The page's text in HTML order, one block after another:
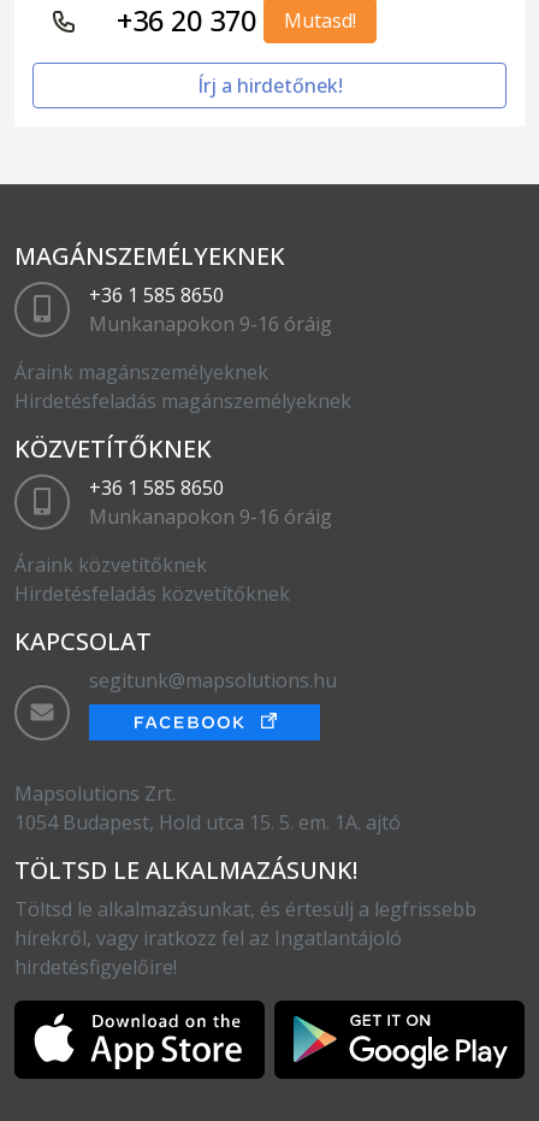
+36 20 370 Mutasd!
Írj a hirdetőnek!
MAGÁNSZEMÉLYEKNEK
+36 1 585 8650
Munkanapokon 9-16 óráig
Áraink magánszemélyeknek
Hirdetésfeladás magánszemélyeknek
KÖZVETÍTŐKNEK
+36 1 585 8650
Munkanapokon 9-16 óráig
Áraink közvetítőknek
Hirdetésfeladás közvetítőknek
KAPCSOLAT
segitunk@mapsolutions.hu
Mapsolutions Zrt.
1054 Budapest, Hold utca 15. 5. em. 1A. ajtó
TÖLTSD LE ALKALMAZÁSUNK!
Töltsd le alkalmazásunkat, és értesülj a legfrissebb
hírekről, vagy iratkozz fel az Ingatlantájoló
hirdetésfigyelőire!